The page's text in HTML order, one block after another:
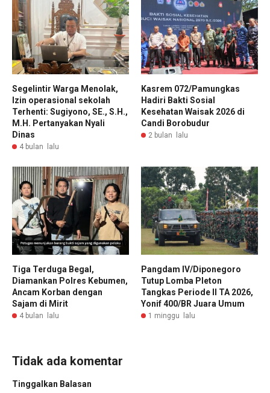
Segelintir Warga Menolak,
Izin operasional sekolah
Terhenti: Sugiyono, SE., S.H.,
M.H. Pertanyakan Nyali
Dinas
4 bulan lalu
Kasrem 072/Pamungkas
Hadiri Bakti Sosial
Kesehatan Waisak 2026 di
Candi Borobudur
2 bulan lalu
Tiga Terduga Begal,
Diamankan Polres Kebumen,
Ancam Korban dengan
Sajam di Mirit
4 bulan lalu
Pangdam IV/Diponegoro
Tutup Lomba Pleton
Tangkas Periode II TA 2026,
Yonif 400/BR Juara Umum
1 minggu lalu
Tidak ada komentar
Tinggalkan Balasan